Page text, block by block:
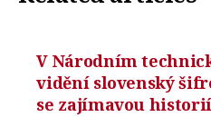
V Národním
vidění slovenský
se zajímavou historií